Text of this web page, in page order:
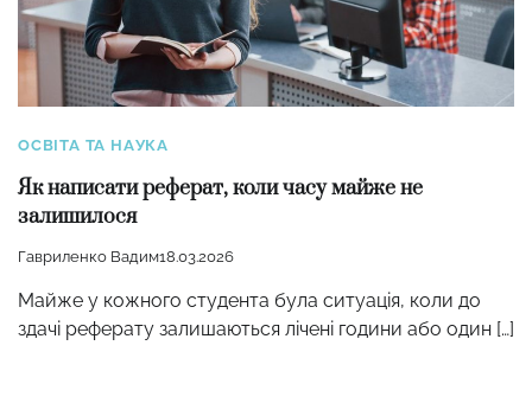
ОСВІТА ТА НАУКА
Як написати реферат, коли часу майже не
залишилося
Гавриленко Вадим18.03.2026
Майже у кожного студента була ситуація, коли до
здачі реферату залишаються лічені години або один […]